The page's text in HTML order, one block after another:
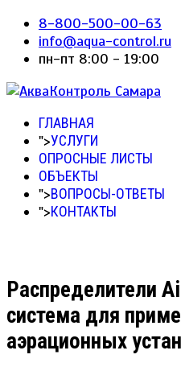
8-800-500-00-63
info@aqua-control.ru
пн-пт 8:00 - 19:00
ГЛАВНАЯ
">УСЛУГИ
ОПРОСНЫЕ ЛИСТЫ
ОБЪЕКТЫ
">ВОПРОСЫ-ОТВЕТЫ
">КОНТАКТЫ
Распределители
система для
аэрационных